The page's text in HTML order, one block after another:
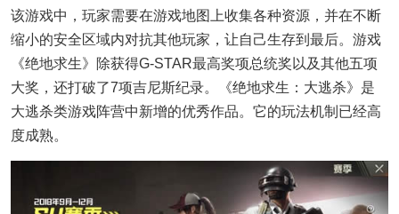
该游戏中，玩家需要在游戏地图上收集各种资源，并在不断
缩小的安全区域内对抗其他玩家，让自己生存到最后。游戏
《绝地求生》除获得G-STAR最高奖项总统奖以及其他五项
大奖，还打破了7项吉尼斯纪录。《绝地求生：大逃杀》是
大逃杀类游戏阵营中新增的优秀作品。它的玩法机制已经高
度成熟。